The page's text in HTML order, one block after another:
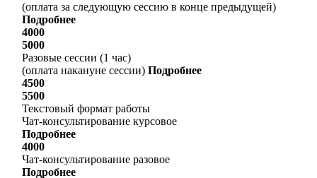
(оплата за следующую сессию в конце предыдущей)
Подробнее
4000
5000
Разовые сессии (1 час)
(оплата накануне сессии)Подробнее
4500
5500
Текстовый формат работы
Чат-консультирование курсовое
Подробнее
4000
Чат-консультирование разовое
Подробнее